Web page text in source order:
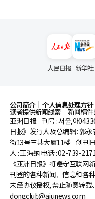
人民日报 新华社
公司简介 个人信息处理方针
读者提供新闻线索
新闻稿件
亚洲日报
刊号 : 서울,아
日报》发行人及总编辑 : 郭
街13号三共大厦11楼 创刊
人 : 王海纳 电话 : 02-739-2171
《亚洲日报》将遵守互联网
刊登的各种新闻、信息和各
未经协议授权, 禁止随意转载
dongclub@ajunews.com